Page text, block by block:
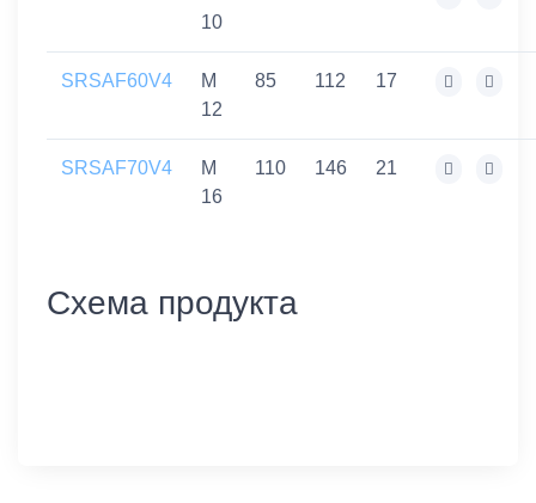
10
SRSAF60V4
M
12
85 112 17
SRSAF70V4
M
16
110 146 21
Схема продукта